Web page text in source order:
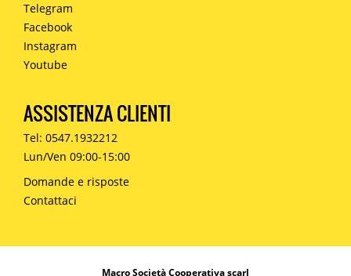
Telegram
Facebook
Instagram
Youtube
ASSISTENZA CLIENTI
Tel: 0547.1932212
Lun/Ven 09:00-15:00
Domande e risposte
Contattaci
Macro Società Cooperativa scarl